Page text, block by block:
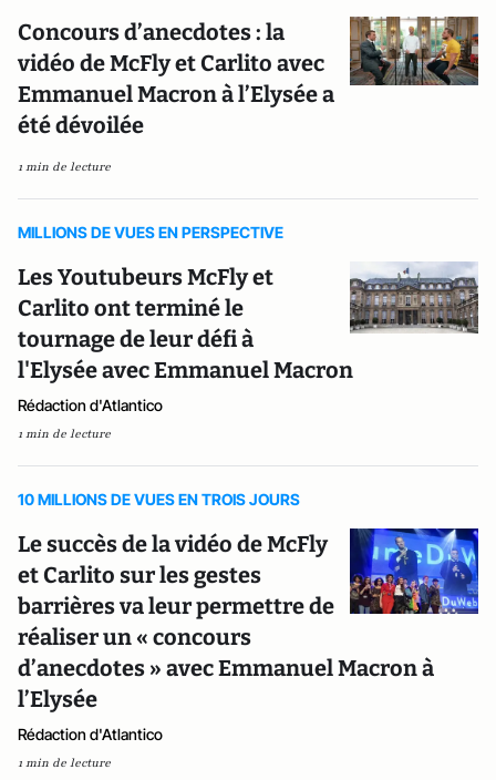
Concours d’anecdotes : la
vidéo de McFly et Carlito avec
Emmanuel Macron à l’Elysée a
été dévoilée
1 min de lecture
MILLIONS DE VUES EN PERSPECTIVE
Les Youtubeurs McFly et
Carlito ont terminé le
tournage de leur défi à
l'Elysée avec Emmanuel Macron
Rédaction d'Atlantico
1 min de lecture
10 MILLIONS DE VUES EN TROIS JOURS
Le succès de la vidéo de McFly
et Carlito sur les gestes
barrières va leur permettre de
réaliser un « concours
d’anecdotes » avec Emmanuel Macron à
l’Elysée
Rédaction d'Atlantico
1 min de lecture